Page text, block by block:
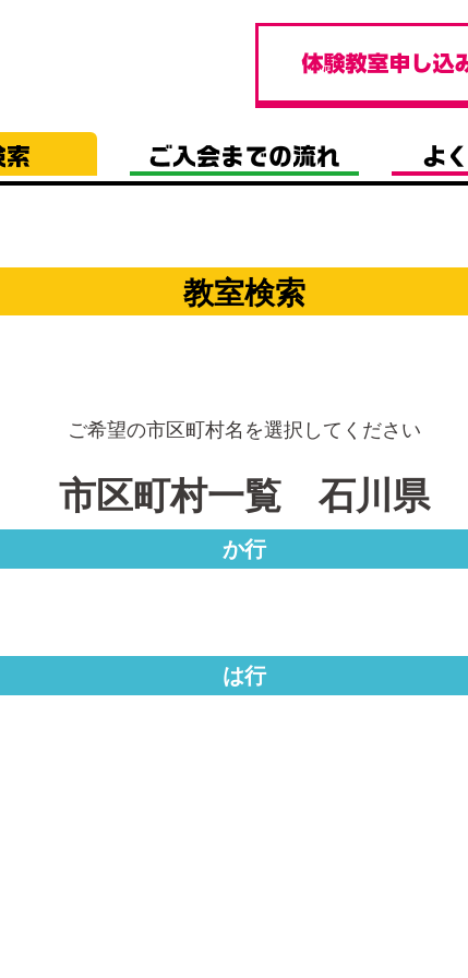
教室検索
ご希望の市区町村名を選択してください
市区町村一覧 石川県
か行
は行